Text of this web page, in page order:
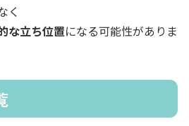
く
な立ち位置になる可能性がありま